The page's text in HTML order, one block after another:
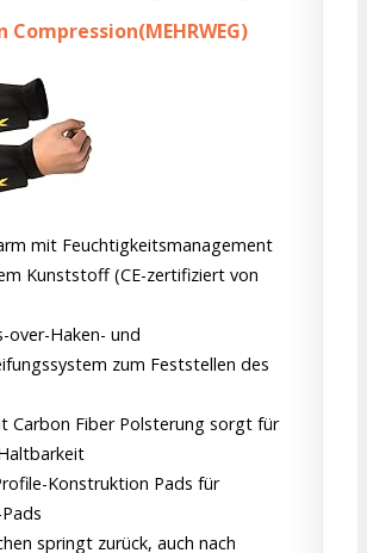
Compression(MEHRWEG)
mit Feuchtigkeitsmanagement
Kunststoff (CE-zertifiziert von
over-Haken- und
zum Feststellen des
Carbon Fiber Polsterung sorgt für
Konstruktion Pads für
springt zurück, auch nach